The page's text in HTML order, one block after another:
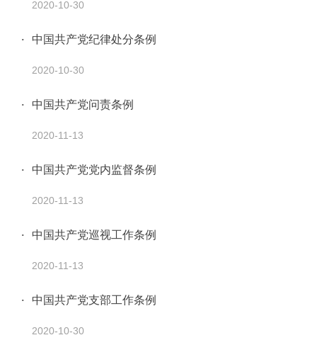
2020-10-30
中国共产党纪律处分条例
2020-10-30
中国共产党问责条例
2020-11-13
中国共产党党内监督条例
2020-11-13
中国共产党巡视工作条例
2020-11-13
中国共产党支部工作条例
2020-10-30